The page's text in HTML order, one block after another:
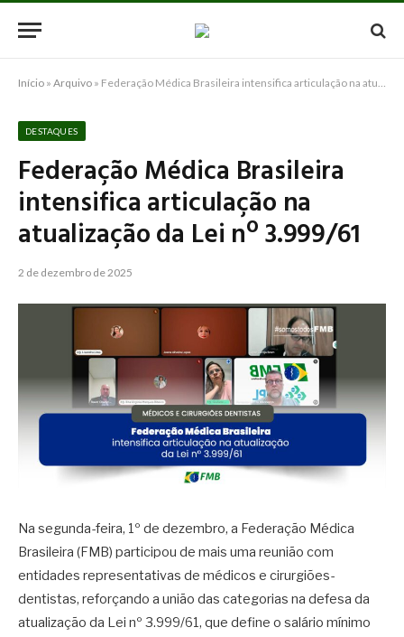
Início » Arquivo » Federação Médica Brasileira intensifica articulação na atualização da Lei nº 3.999/61
DESTAQUES
Federação Médica Brasileira
intensifica articulação na
atualização da Lei nº 3.999/61
2 de dezembro de 2025
Na segunda-feira, 1º de dezembro, a Federação Médica
Brasileira (FMB) participou de mais uma reunião com
entidades representativas de médicos e cirurgiões-
dentistas, reforçando a união das categorias na defesa da
atualização da Lei nº 3.999/61, que define o salário mínimo